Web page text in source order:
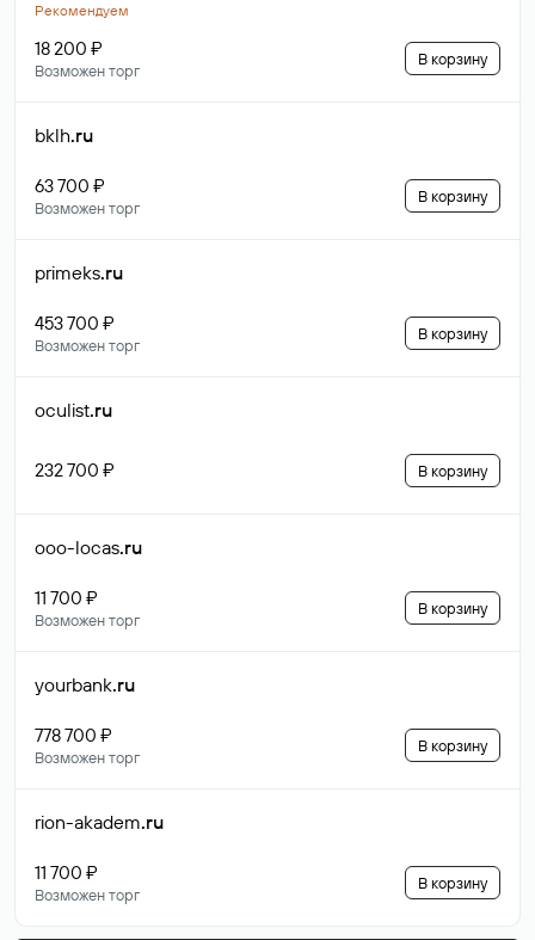
Рекомендуем
18 200 ₽
Возможен торг
В корзину
bklh.ru
63 700 ₽
Возможен торг
В корзину
primeks.ru
453 700 ₽
Возможен торг
В корзину
oculist.ru
232 700 ₽ В корзину
ooo-locas.ru
11 700 ₽
Возможен торг
В корзину
yourbank.ru
778 700 ₽
Возможен торг
В корзину
rion-akadem.ru
11 700 ₽
Возможен торг
В корзину